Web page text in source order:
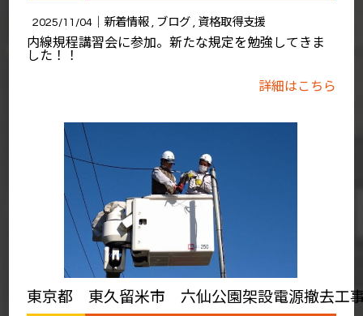
2025/11/04｜ 新着情報 ブログ 資格取得支援
内線規程講習会に参加。新たな規定を勉強してきま
した！！
詳細はこちら
東京都 東久留米市 六仙公園架設電源撤去工